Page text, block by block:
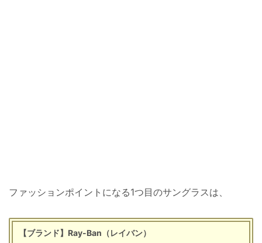
ファッションポイントになる1つ目のサングラスは、
【ブランド】Ray-Ban（レイバン）